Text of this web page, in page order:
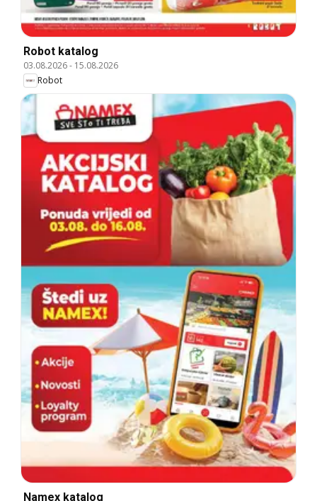
Robot katalog
03.08.2026- 15.08.2026
Robot
Namex katalog